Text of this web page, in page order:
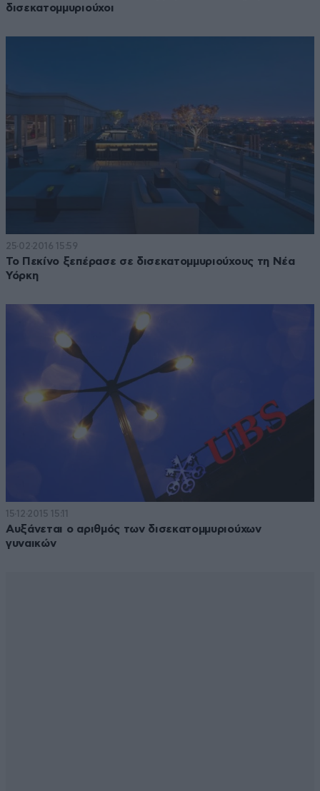
δισεκατομμυριούχοι
25·02·2016 15:59
Το Πεκίνο ξεπέρασε σε δισεκατομμυριούχους τη Νέα
Υόρκη
15·12·2015 15:11
Αυξάνεται ο αριθμός των δισεκατομμυριούχων
γυναικών